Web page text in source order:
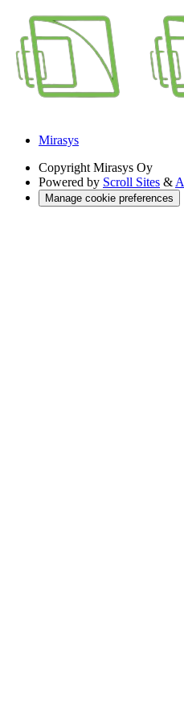
Mirasys
Copyright Mirasys Oy
Powered by Scroll Sites &
Manage cookie preferences